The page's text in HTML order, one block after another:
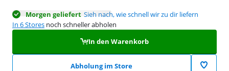
Morgen geliefert Sieh nach, wie schnell wir zu dir liefern
In 6 Stores noch schneller abholen
In den Warenkorb
Abholung im Store